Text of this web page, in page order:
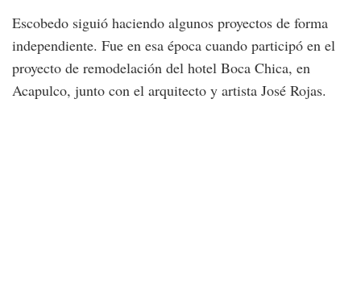
Escobedo siguió haciendo algunos proyectos de forma
independiente. Fue en esa época cuando participó en el
proyecto de remodelación del hotel Boca Chica, en
Acapulco, junto con el arquitecto y artista José Rojas.